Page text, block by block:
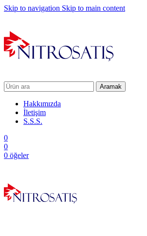
Skip to navigation Skip to main content
Aramak
Hakkımızda
İletişim
S.S.S.
0
0
0 öğeler